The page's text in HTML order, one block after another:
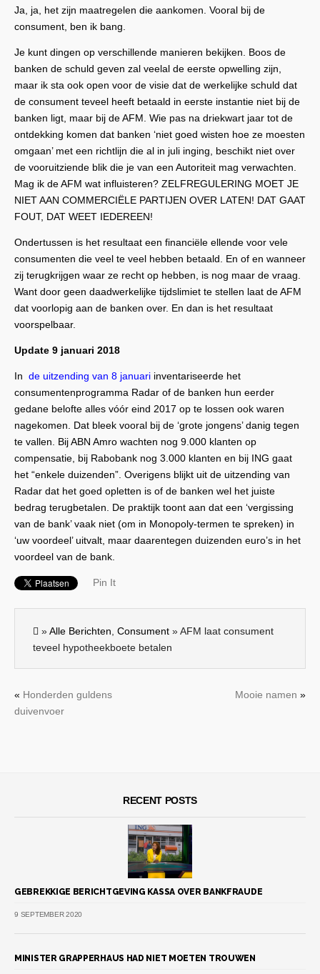
Ja, ja, het zijn maatregelen die aankomen. Vooral bij de
consument, ben ik bang.
Je kunt dingen op verschillende manieren bekijken. Boos de
banken de schuld geven zal veelal de eerste opwelling zijn,
maar ik sta ook open voor de visie dat de werkelijke schuld dat
de consument teveel heeft betaald in eerste instantie niet bij de
banken ligt, maar bij de AFM. Wie pas na driekwart jaar tot de
ontdekking komen dat banken ‘niet goed wisten hoe ze moesten
omgaan’ met een richtlijn die al in juli inging, beschikt niet over
de vooruitziende blik die je van een Autoriteit mag verwachten.
Mag ik de AFM wat influisteren? ZELFREGULERING MOET JE
NIET AAN COMMERCIËLE PARTIJEN OVER LATEN! DAT GAAT
FOUT, DAT WEET IEDEREEN!
Ondertussen is het resultaat een financiële ellende voor vele
consumenten die veel te veel hebben betaald. En of en wanneer
zij terugkrijgen waar ze recht op hebben, is nog maar de vraag.
Want door geen daadwerkelijke tijdslimiet te stellen laat de AFM
dat voorlopig aan de banken over. En dan is het resultaat
voorspelbaar.
Update 9 januari 2018
In de uitzending van 8 januari inventariseerde het
consumentenprogramma Radar of de banken hun eerder
gedane belofte alles vóór eind 2017 op te lossen ook waren
nagekomen. Dat bleek vooral bij de ‘grote jongens’ danig tegen
te vallen. Bij ABN Amro wachten nog 9.000 klanten op
compensatie, bij Rabobank nog 3.000 klanten en bij ING gaat
het “enkele duizenden”. Overigens blijkt uit de uitzending van
Radar dat het goed opletten is of de banken wel het juiste
bedrag terugbetalen. De praktijk toont aan dat een ‘vergissing
van de bank’ vaak niet (om in Monopoly-termen te spreken) in
‘uw voordeel’ uitvalt, maar daarentegen duizenden euro’s in het
voordeel van de bank.
Pin It
»Alle Berichten Consument » AFM laat consument
teveel hypotheekboete betalen
« Honderden guldens
duivenvoer
Mooie namen »
RECENT POSTS
GEBREKKIGE BERICHTGEVING KASSA OVER BANKFRAUDE
9 SEPTEMBER 2020
MINISTER GRAPPERHAUS HAD NIET MOETEN TROUWEN